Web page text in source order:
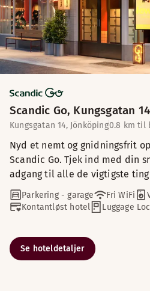
Scandic Go, Kungsgatan 14
Kungsgatan 14, Jönköping0.8 km til
Nyd et nemt og gnidningsfrit
Scandic Go. Tjek ind med din
adgang til alle de vigtigste
Parkering - garage Fri WiFi
Kontantløst hotel
Luggage
Se hoteldetaljer